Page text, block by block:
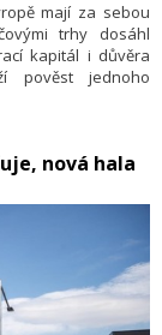
mají za sebou
trhy dosáhl
kapitál i důvěra
pověst jednoho
v regionu.
do zahraničí.
předstihli svou
nová hala